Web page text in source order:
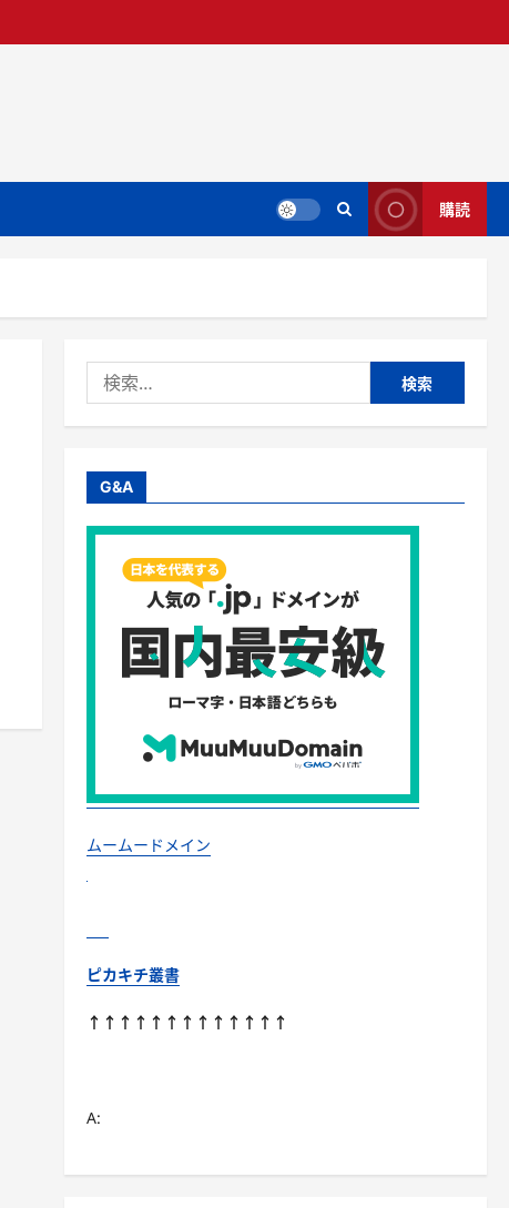
購読
索:
G&A
ムームードメイン
ピカキチ叢書
↑↑↑↑↑↑↑↑↑↑↑↑↑
A: